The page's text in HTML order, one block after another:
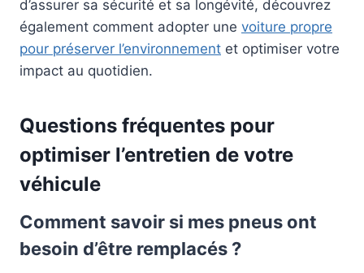
d’assurer sa sécurité et sa longévité, découvrez
également comment adopter une voiture propre
pour préserver l’environnement et optimiser votre
impact au quotidien.
Questions fréquentes pour
optimiser l’entretien de votre
véhicule
Comment savoir si mes pneus ont
besoin d’être remplacés ?